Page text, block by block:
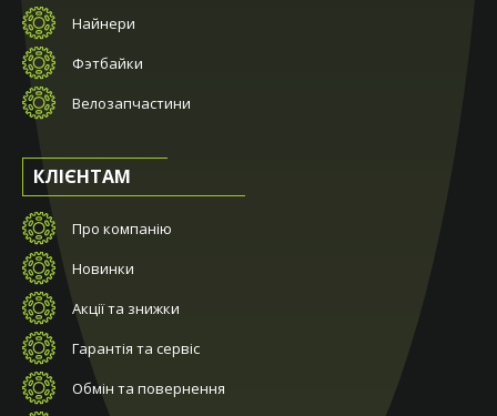
Найнери
Фэтбайки
Велозапчастини
КЛІЄНТАМ
Про компанію
Новинки
Акції та знижки
Гарантія та сервіс
Обмін та повернення